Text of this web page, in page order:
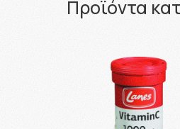
Προϊόντα